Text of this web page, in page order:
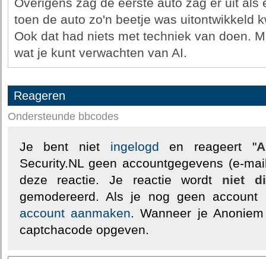
Overigens zag de eerste auto zag er uit als
toen de auto zo'n beetje was uitontwikkeld
Ook dat had niets met techniek van doen.
wat je kunt verwachten van AI.
Reageren
Ondersteunde bbcodes
Je bent niet ingelogd en reageert "
Security.NL geen accountgegevens (e-
deze reactie. Je reactie wordt niet
gemodereerd. Als je nog geen
account aanmaken. Wanneer je
captchacode opgeven.